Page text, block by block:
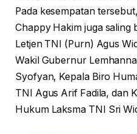
Pada kesempatan
Chappy Hakim juga
Letjen TNI (Purn) Agus
Wakil Gubernur
Syofyan, Kepala Biro
TNI Agus Arif Fadila, dan
Hukum Laksma TNI Sri